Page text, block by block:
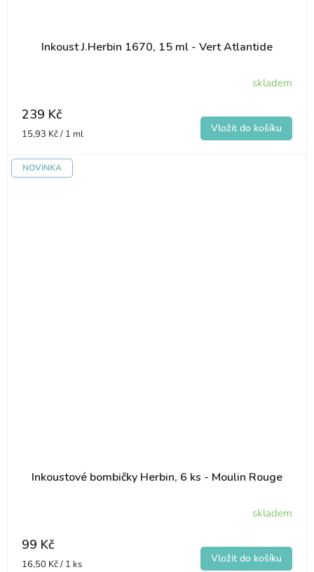
Inkoust J.Herbin 1670, 15 ml - Vert Atlantide
skladem
239 Kč
Měrná
15,93 Kč / 1 ml
NOVINKA
Inkoustové bombičky Herbin, 6 ks - Moulin Rouge
skladem
99 Kč
Měrná
16,50 Kč / 1 ks